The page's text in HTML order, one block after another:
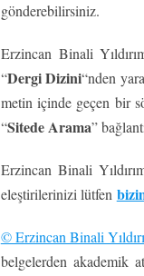
gönderebilirsiniz.
Erzincan Binali
“Dergi Dizini“nden
metin içinde geçen bir
“Sitede Arama”
Erzincan Binali
eleştirilerinizi lütfen
© Erzincan Binali
belgelerden akademik